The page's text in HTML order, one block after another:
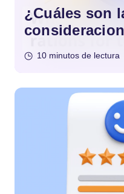
¿Cuáles son
10 minutos de lectura